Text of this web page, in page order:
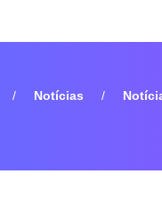
Notícias